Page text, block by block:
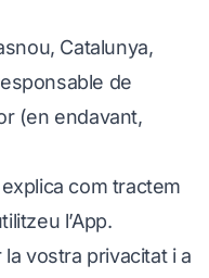
Catalunya,
de
(en endavant,
com tractem
l’App.
vostra privacitat i a